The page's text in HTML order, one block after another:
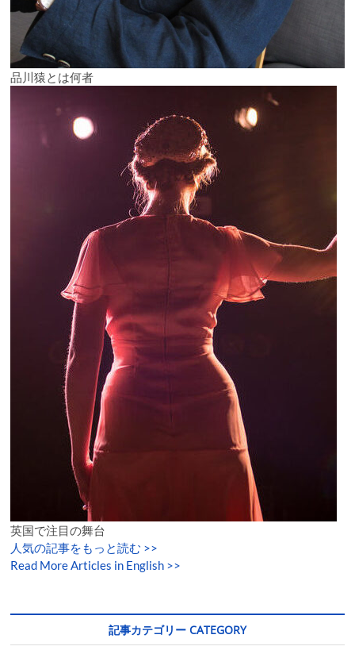
品川猿とは何者
英国で注目の舞台
人気の記事をもっと読む >>
Read More Articles in English >>
記事カテゴリー CATEGORY